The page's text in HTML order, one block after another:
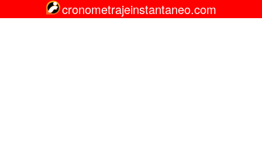
cronometrajeinstantaneo.com